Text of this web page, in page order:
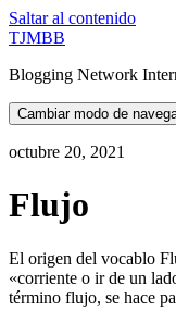
Saltar al contenido
TJMBB
Blogging Network
Cambiar modo de
octubre 20, 2021
Flujo
El origen del vocablo
«corriente o ir de un
término flujo, se hace